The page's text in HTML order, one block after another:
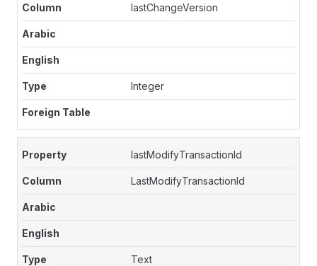
lastChangeVersion
Integer
lastModifyTransactionId
LastModifyTransactionId
Text